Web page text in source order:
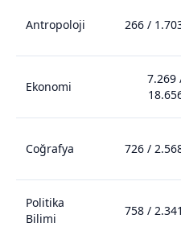
Antropoloji 266 /
Ekonomi
7.269
Coğrafya 726 /
Politika
Bilimi
758 / 2.341